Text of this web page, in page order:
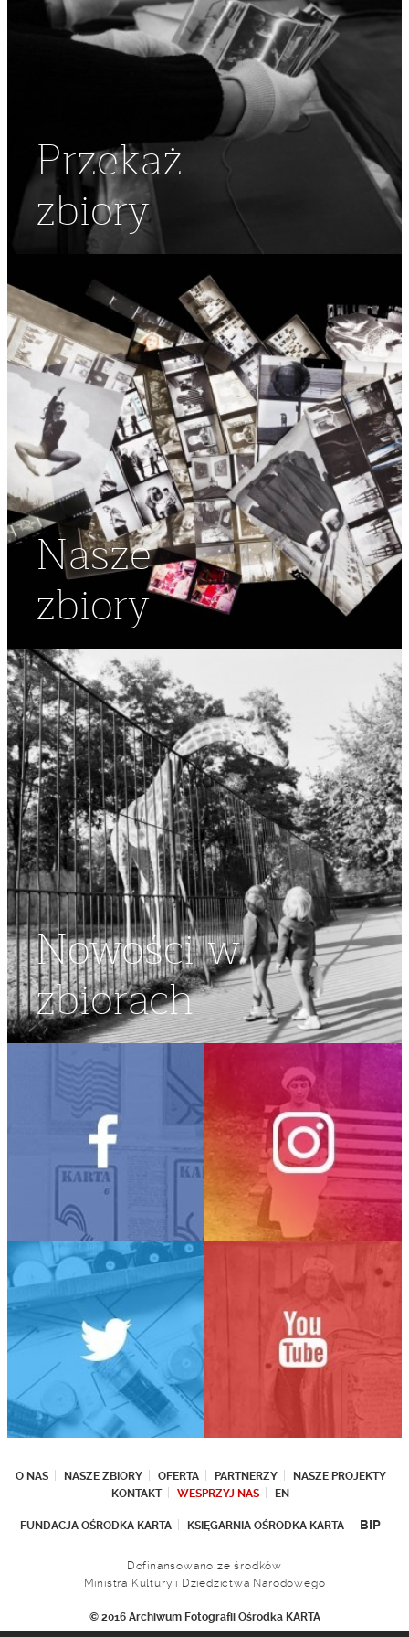
Przekaż
zbiory
Nasze
zbiory
Nowości w
zbiorach
O NAS NASZE ZBIORY OFERTA PARTNERZY
NASZE PROJEKTY
KONTAKT
WESPRZYJ NAS EN
FUNDACJA OŚRODKA KARTA KSIĘGARNIA OŚRODKA KARTA BIP
Dofinansowano ze środków
Ministra Kultury i Dziedzictwa Narodowego
© 2016 Archiwum Fotografii Ośrodka KARTA